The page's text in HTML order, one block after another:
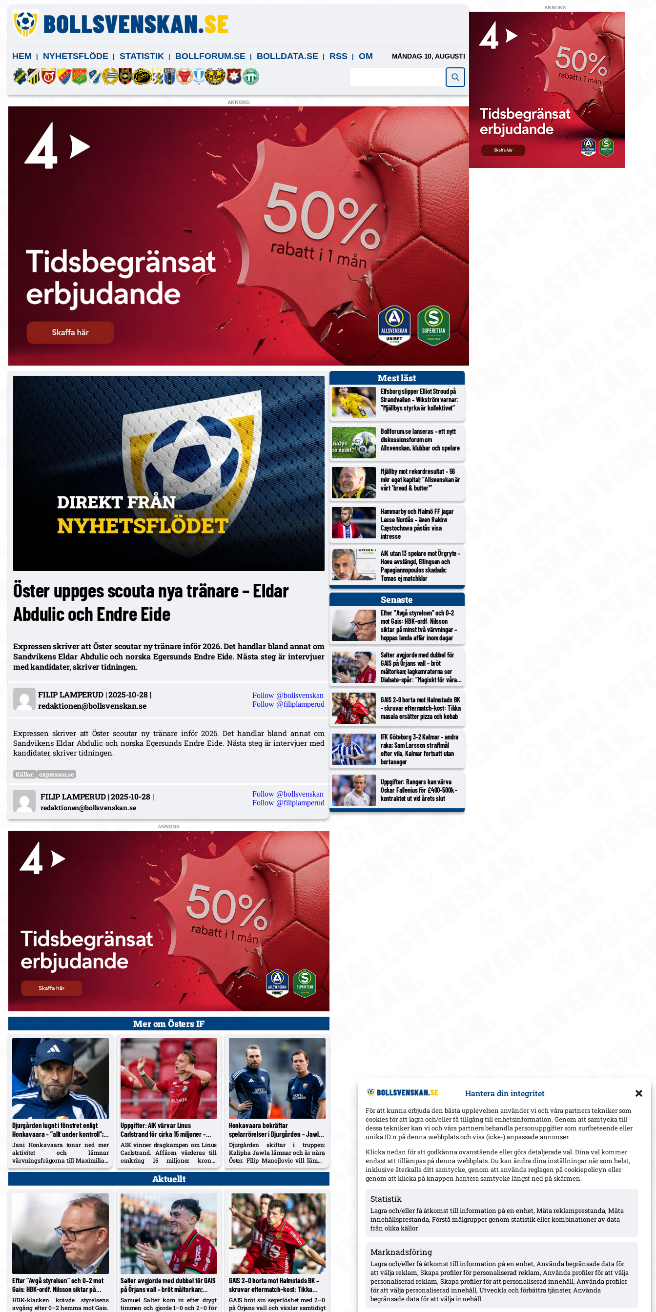
Hantera din integritet
För att kunna erbjuda den bästa upplevelsen använder vi och våra partners tekniker som
cookies för att lagra och/eller få tillgång till enhetsinformation. Genom att samtycka till
dessa tekniker kan vi och våra partners behandla personuppgifter som surfbeteende eller
unika ID:n på denna webbplats och visa (icke-) anpassade annonser.
Klicka nedan för att godkänna ovanstående eller göra detaljerade val. Dina val kommer
endast att tillämpas på denna webbplats. Du kan ändra dina inställningar när som helst,
inklusive återkalla ditt samtycke, genom att använda reglagen på cookiepolicyn eller
genom att klicka på knappen hantera samtycke längst ned på skärmen.
Statistik
Lagra och/eller få åtkomst till information på en enhet, Mäta reklamprestanda, Mäta
innehållsprestanda, Förstå målgrupper genom statistik eller kombinationer av data
från olika källor.
Marknadsföring
Lagra och/eller få åtkomst till information på en enhet, Använda begränsade data för
att välja reklam, Skapa profiler för personaliserad reklam, Använda profiler för att välja
personaliserad reklam, Skapa profiler för att personaliserad innehåll, Använda profiler
för att välja personaliserad innehåll, Utveckla och förbättra tjänster, Använda
begränsade data för att välja innehåll.
HEM NYHETSFLÖDE STATISTIK BOLLFORUM.SE BOLLDATA.SE RSS OM MÅNDAG 10, AUGUSTI
ANNONS:
Öster uppges scouta nya tränare – Eldar
Abdulic och Endre Eide
Expressen skriver att Öster scoutar ny tränare inför 2026. Det handlar bland annat om
Sandvikens Eldar Abdulic och norska Egersunds Endre Eide. Nästa steg är intervjuer
med kandidater, skriver tidningen.
FILIP LAMPERUD|2025-10-28|
redaktionen@bollsvenskan.se
Follow @bollsvenskan
Follow @filiplamperud
Expressen skriver att Öster scoutar ny tränare inför 2026. Det handlar bland annat om
Sandvikens Eldar Abdulic och norska Egersunds Endre Eide. Nästa steg är intervjuer med
kandidater, skriver tidningen.
Källor: expressen.se
FILIP LAMPERUD|2025-10-28|
redaktionen@bollsvenskan.se
Follow @bollsvenskan
Follow @filiplamperud
ANNONS:
Mer om Östers IF
Djurgården lugnt i fönstret enligt
Honkavaara – ”allt under kontroll”;
Tschoumy-Nana nära matchform,
Asoro borta ”av en anledning”
Jani Honkavaara tonar ned mer
aktivitet och lämnar
värvningsfrågorna till Maximilian
Hahn. Hyllar Filip Manojlovic,
är borta "av en anledning".
Uppgifter: AIK värvar Linus
Carlstrand för cirka 15 miljoner –
Östers näst största försäljning,
dyrast från Superettan den här
säsongen
AIK vinner dragkampen om Linus
Carlstrand. Affären värderas till
omkring 15 miljoner kronor
inklusive bonusar – Östers näst
största försäljning och säsongens
dyraste flytt från Superettan till
Honkavaara bekräftar
spelarrörelser i Djurgården – Jawla
lämnar; Manojlovic vill bort; Siltanen
väntar rätt bud
Djurgården skiftar i truppen:
Kalipha Jawla lämnar och är nära
Öster. Filip Manojlovic vill lämna
efter målvaktsvärvningen av
Aktuellt
Efter ”Avgå styrelsen” och 0–2 mot
Gais: HBK-ordf. Nilsson siktar på
minst två värvningar – hoppas landa
affär inom dagar
HBK-klacken krävde styrelsens
avgång efter 0–2 hemma mot Gais.
Salter avgjorde med dubbel för GAIS
på Örjans vall – bröt måltorkan;
lagkamraterna ser Diabate-spår:
”Magiskt för våra nior”
Samuel Salter kom in efter drygt
timmen och gjorde 1–0 och 2–0 för
GAIS 2–0 borta mot Halmstads BK –
skruvar eftermatch-kost: Tikka
masala ersätter pizza och kebab
GAIS bröt sin segerlöshet med 2–0
på Örjans vall och växlar samtidigt
Mest läst
Elfsborg slipper Elliot Stroud på
Strandvallen – Wikström varnar:
”Mjällbys styrka är kollektivet”
Bollforum.se lanseras – ett nytt
diskussionsforum om
Allsvenskan, klubbar och spelare
Mjällby mot rekordresultat – 56
mkr eget kapital; ”Allsvenskan är
vårt ’bread & butter'”
Hammarby och Malmö FF jagar
Lasse Nordås – även Raków
Częstochowa påstås visa
intresse
AIK utan 13 spelare mot Örgryte –
Hove avstängd, Ellingsen och
Papagiannopoulos skadade;
Tomas ej matchklar
Senaste
Efter ”Avgå styrelsen” och 0–2
mot Gais: HBK-ordf. Nilsson
siktar på minst två värvningar –
hoppas landa affär inom dagar
Salter avgjorde med dubbel för
GAIS på Örjans vall – bröt
måltorkan; lagkamraterna ser
Diabate-spår: ”Magiskt för våra
nior”
GAIS 2–0 borta mot Halmstads BK
– skruvar eftermatch-kost: Tikka
masala ersätter pizza och kebab
IFK Göteborg 3–2 Kalmar – andra
raka; Sam Larsson straffmål
efter vila, Kalmar fortsatt utan
bortaseger
Uppgifter: Rangers kan värva
Oskar Fallenius för £400–500k –
kontraktet ut vid årets slut
ANNONS: